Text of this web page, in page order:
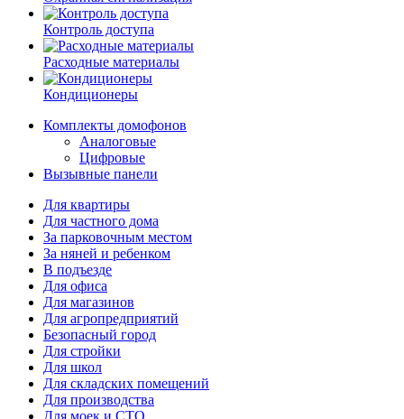
Контроль доступа
Расходные материалы
Кондиционеры
Комплекты домофонов
Аналоговые
Цифровые
Вызывные панели
Для квартиры
Для частного дома
За парковочным местом
За няней и ребенком
В подъезде
Для офиса
Для магазинов
Для агропредприятий
Безопасный город
Для стройки
Для школ
Для складских помещений
Для производства
Для моек и СТО